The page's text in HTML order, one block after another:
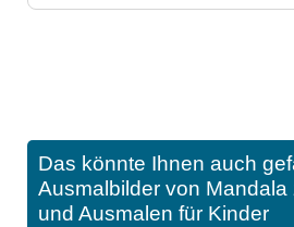
Das könnte Ihnen auch
Ausmalbilder von
und Ausmalen für Kinder